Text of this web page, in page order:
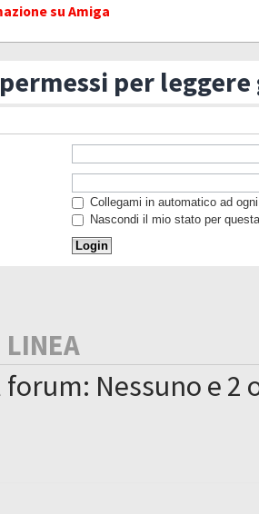
su Amiga
per
Collegami in automatico ad
Nascondi il mio stato per
LINEA
Nessuno e 2